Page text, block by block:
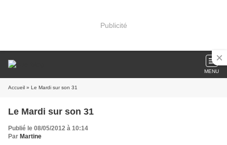
Publicité
MENU
Accueil » Le Mardi sur son 31
Le Mardi sur son 31
Publié le 08/05/2012 à 10:14
Par Martine